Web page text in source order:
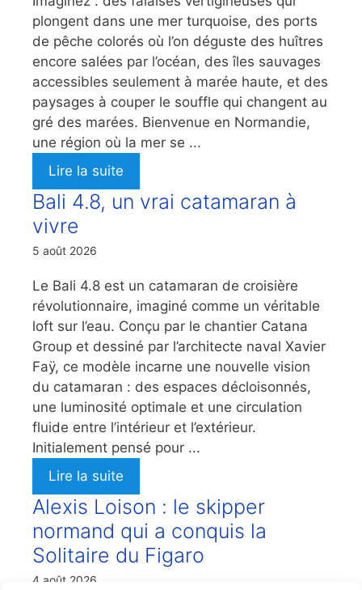
plongent dans une mer turquoise, des ports
de pêche colorés où l’on déguste des huîtres
encore salées par l’océan, des îles sauvages
accessibles seulement à marée haute, et des
paysages à couper le souffle qui changent au
gré des marées. Bienvenue en Normandie,
une région où la mer se ...
Lire la suite
Bali 4.8, un vrai catamaran à
vivre
5 août 2026
Le Bali 4.8 est un catamaran de croisière
révolutionnaire, imaginé comme un véritable
loft sur l’eau. Conçu par le chantier Catana
Group et dessiné par l’architecte naval Xavier
Faÿ, ce modèle incarne une nouvelle vision
du catamaran : des espaces décloisonnés,
une luminosité optimale et une circulation
fluide entre l’intérieur et l’extérieur.
Initialement pensé pour ...
Lire la suite
Alexis Loison : le skipper
normand qui a conquis la
Solitaire du Figaro
4 août 2026